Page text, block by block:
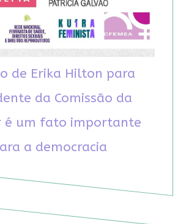
de Erika Hilton para
da Comissão da
é um fato importante
a democracia